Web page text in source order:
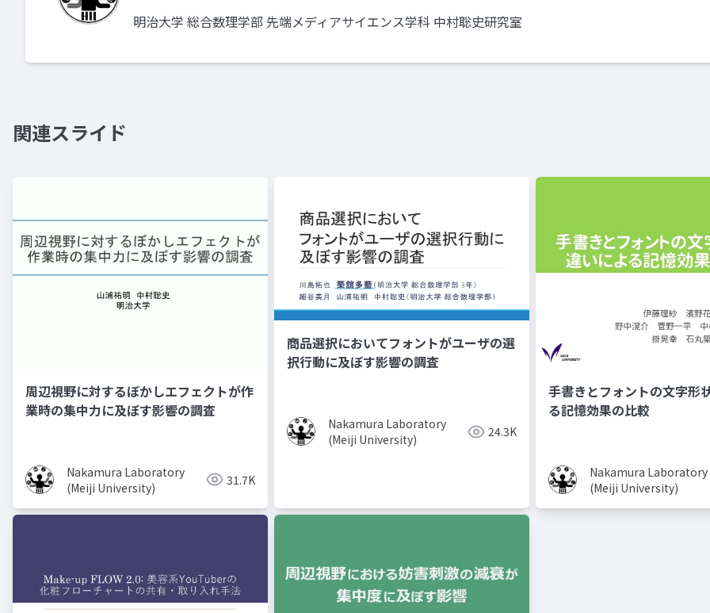
明治大学 総合数理学部 先端メディアサイエンス学科 中村聡史研究室
関連スライド
周辺視野に対するぼかしエフェクトが作
業時の集中力に及ぼす影響の調査
Nakamura Laboratory
(Meiji University)
31.7K
商品選択においてフォントがユーザの選
択行動に及ぼす影響の調査
Nakamura Laboratory
(Meiji University)
24.3K
手書きとフォントの文字形
る記憶効果の比較
Nakamura Laboratory
(Meiji University)